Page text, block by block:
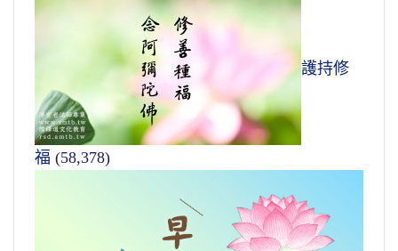
護持修
福 (58,378)